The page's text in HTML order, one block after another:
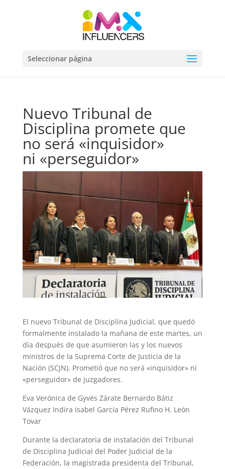
Seleccionar página
Nuevo Tribunal de
Disciplina promete que
no será «inquisidor»
ni «perseguidor»
El nuevo Tribunal de Disciplina Judicial, que quedó
formalmente instalado la mañana de este martes, un
día después de que asumieron las y los nuevos
ministros de la Suprema Corte de Justicia de la
Nación (SCJN). Prometió que no será «inquisidor» ni
«perseguidor» de juzgadores.
Eva Verónica de Gyvés Zárate Bernardo Bátiz
Vázquez Indira Isabel García Pérez Rufino H. León
Tovar
Durante la declaratoria de instalación del Tribunal
de Disciplina Judicial del Poder Judicial de la
Federación, la magistrada presidenta del Tribunal,